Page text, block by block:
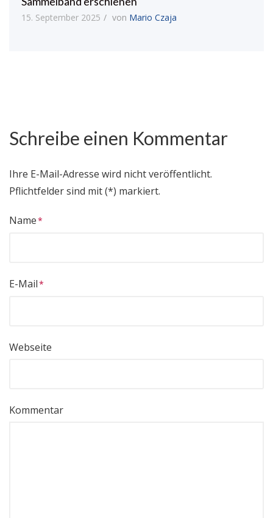
15. September 2025 von Mario Czaja
Schreibe einen Kommentar
Ihre E-Mail-Adresse wird nicht veröffentlicht.
Pflichtfelder sind mit (*) markiert.
Name
E-Mail
Webseite
Kommentar